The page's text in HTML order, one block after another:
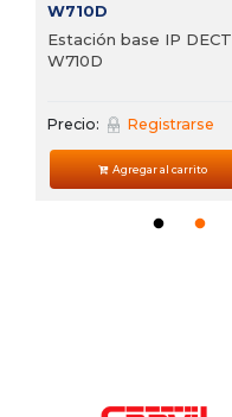
W710D
Estación base IP DECT
W710D
Precio: Registrarse
Agregar al carrito